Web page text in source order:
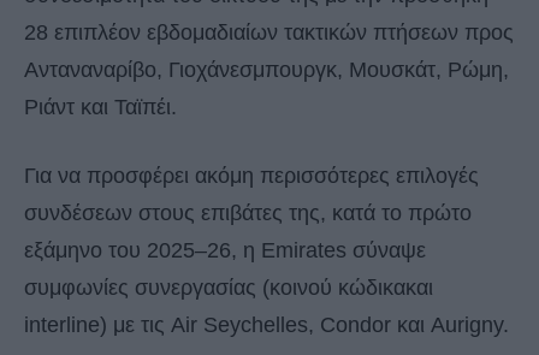
28 επιπλέον εβδομαδιαίων τακτικών πτήσεων προς
Ανταναναρίβο, Γιοχάνεσμπουργκ, Μουσκάτ, Ρώμη,
Ριάντ και Ταϊπέι.
Για να προσφέρει ακόμη περισσότερες επιλογές
συνδέσεων στους επιβάτες της, κατά το πρώτο
εξάμηνο του 2025–26, η Emirates σύναψε
συμφωνίες συνεργασίας (κοινού κώδικακαι
interline) με τις Air Seychelles, Condor και Aurigny.